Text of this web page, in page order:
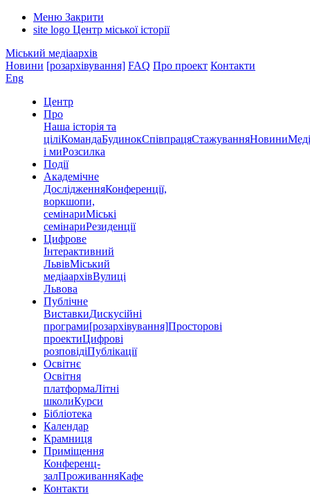
Меню Закрити
site logo Центр міської історії
Міський медіаархів
Новини [розархівування] FAQ Про проект Контакти
Eng
Центр
Про
Наша історія та
ціліКомандаБудинокСпівпрацяСтажуванняНовини
і миРозсилка
Події
Академічне
ДослідженняКонференції,
воркшопи,
семінариМіські
семінариРезиденції
Цифрове
Інтерактивний
ЛьвівМіський
медіаархівВулиці
Львова
Публічне
ВиставкиДискусійні
програми[розархівування]Просторові
проектиЦифрові
розповідіПублікації
Освітнє
Освітня
платформаЛітні
школиКурси
Бібліотека
Календар
Крамниця
Приміщення
Конференц-
залПроживанняКафе
Контакти